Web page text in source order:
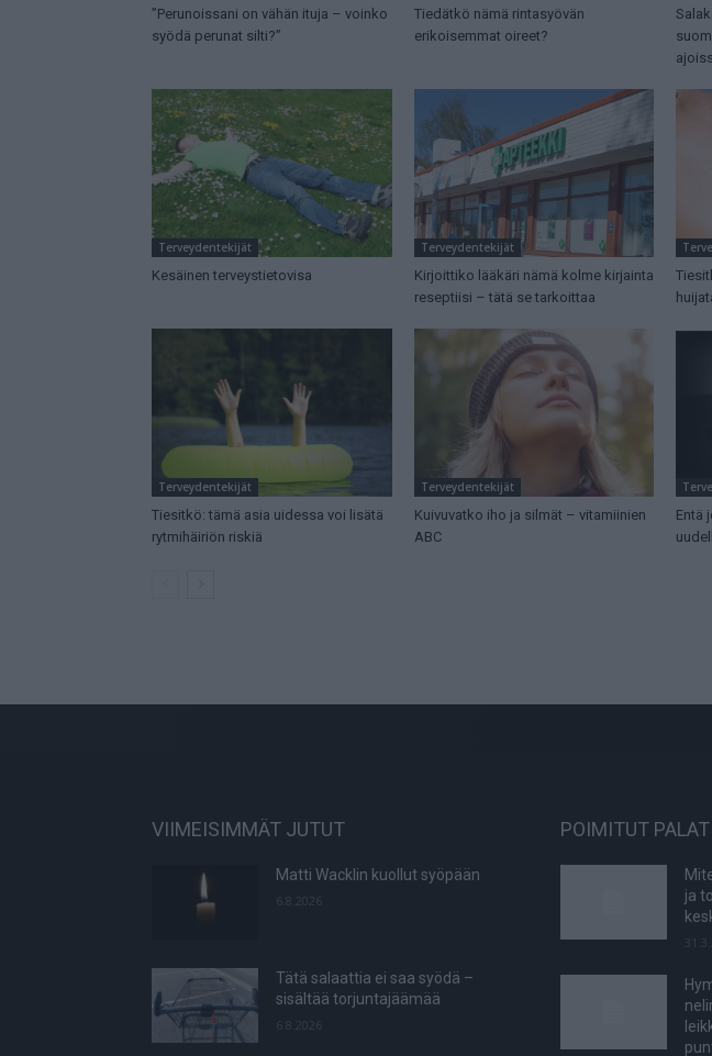
”Perunoissani on vähän ituja – voinko
syödä perunat silti?”
Tiedätkö nämä rintasyövän
erikoisemmat oireet?
Terveydentekijät
Kesäinen terveystietovisa
Terveydentekijät
Kirjoittiko lääkäri nämä kolme kirjainta
reseptiisi – tätä se tarkoittaa
Terveydentekijät
Tiesitkö: tämä asia uidessa voi lisätä
rytmihäiriön riskiä
Terveydentekijät
Kuivuvatko iho ja silmät – vitamiinien
ABC
Entä
VIIMEISIMMÄT JUTUT
Matti Wacklin kuollut syöpään
6.8.2026
Tätä salaattia ei saa syödä –
sisältää torjuntajäämää
6.8.2026
POIMITUT PALAT
ja